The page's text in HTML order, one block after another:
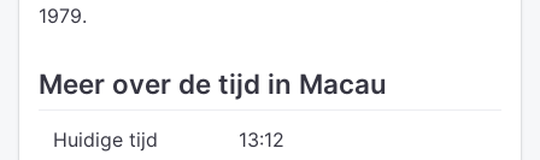
1979.
Meer over de tijd in Macau
Huidige tijd 13:12